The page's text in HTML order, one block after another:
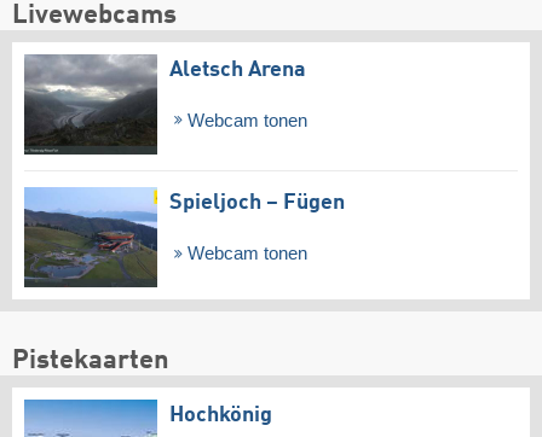
Livewebcams
Aletsch Arena
Webcam tonen
Spieljoch – Fügen
Webcam tonen
Pistekaarten
Hochkönig